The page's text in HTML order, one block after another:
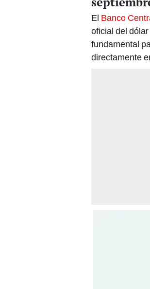
El Banco
oficial del
fundamental
directamente